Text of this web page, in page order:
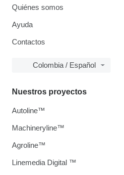
Quiénes somos
Ayuda
Contactos
Colombia / Español
Nuestros proyectos
Autoline™
Machineryline™
Agroline™
Linemedia Digital ™